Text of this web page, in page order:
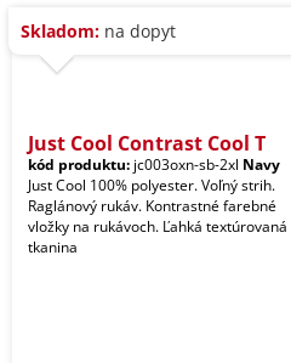
Skladom: na dopyt
Just Cool Contrast Cool T
kód produktu: jc003oxn-sb-2xl Navy
Just Cool 100% polyester. Voľný strih.
Raglánový rukáv. Kontrastné farebné
vložky na rukávoch. Ľahká textúrovaná
tkanina